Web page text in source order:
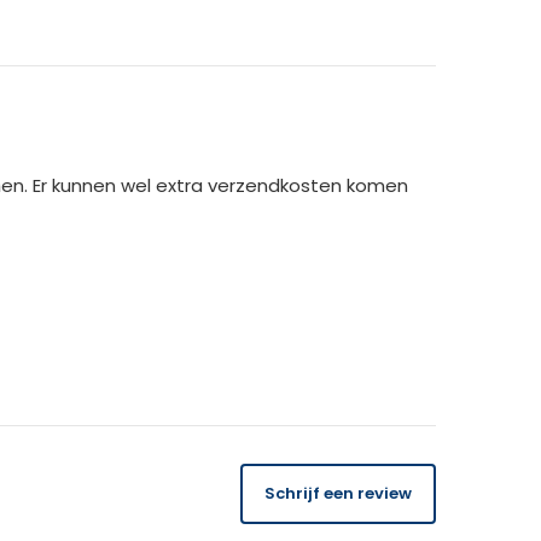
Er kunnen wel extra verzendkosten komen
gecrediteerd. Bij ontvangst van
binnen 14 dagen de kosten van het
Schrijf een review